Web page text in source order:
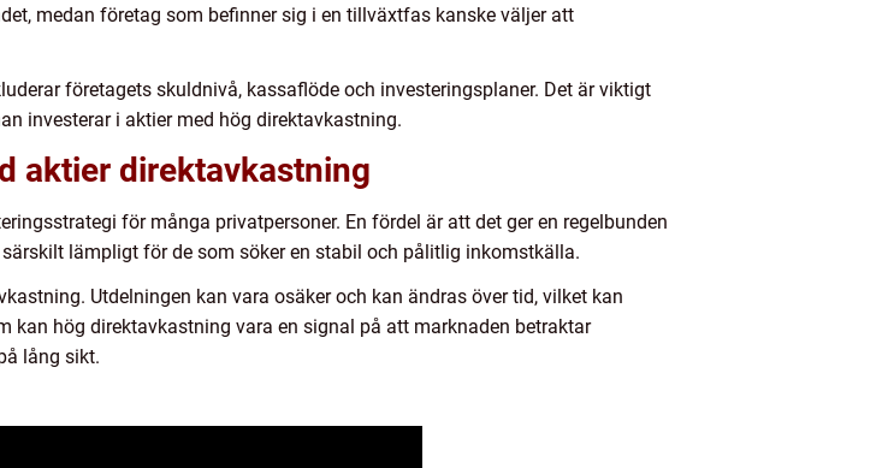
medan företag som befinner sig i en tillväxtfas kanske väljer att
företagets skuldnivå, kassaflöde och investeringsplaner. Det är viktigt
investerar i aktier med hög direktavkastning.
aktier direktavkastning
för många privatpersoner. En fördel är att det ger en regelbunden
lämpligt för de som söker en stabil och pålitlig inkomstkälla.
Utdelningen kan vara osäker och kan ändras över tid, vilket kan
kan hög direktavkastning vara en signal på att marknaden betraktar
lång sikt.